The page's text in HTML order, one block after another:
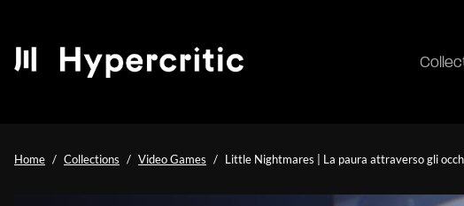
Home Collections Video Games Little Nightmares | La paura attraverso gli